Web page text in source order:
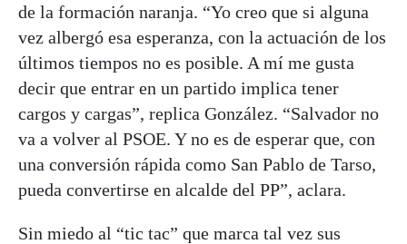
de la formación naranja. “Yo creo que si alguna
vez albergó esa esperanza, con la actuación de los
últimos tiempos no es posible. A mí me gusta
decir que entrar en un partido implica tener
cargos y cargas”, replica González. “Salvador no
va a volver al PSOE. Y no es de esperar que, con
una conversión rápida como San Pablo de Tarso,
pueda convertirse en alcalde del PP”, aclara.
Sin miedo al “tic tac” que marca tal vez sus